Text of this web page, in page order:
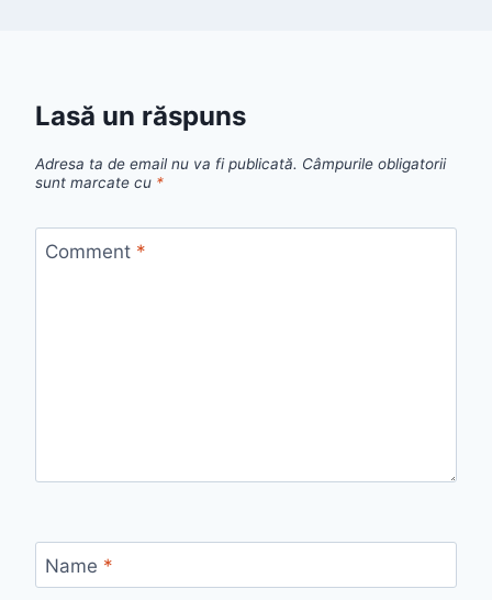
Lasă un răspuns
Adresa ta de email nu va fi publicată. Câmpurile obligatorii
sunt marcate cu *
Comment *
Name *